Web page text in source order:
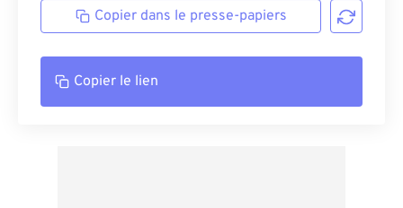
Copier dans le presse-papiers
Copier le lien